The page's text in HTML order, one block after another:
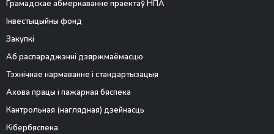
Грамадскае абмеркаванне праектаў НПА
Інвестыцыйны фонд
Закупкі
Аб распараджэнні дзяржмаёмасцю
Тэхнічнае нармаванне і стандартызацыя
Ахова працы і пажарная бяспека
Кантрольная (наглядная) дзейнасць
Кібербяспека